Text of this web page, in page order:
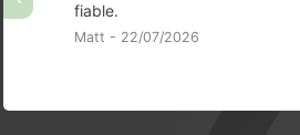
fiable.
Matt - 22/07/2026